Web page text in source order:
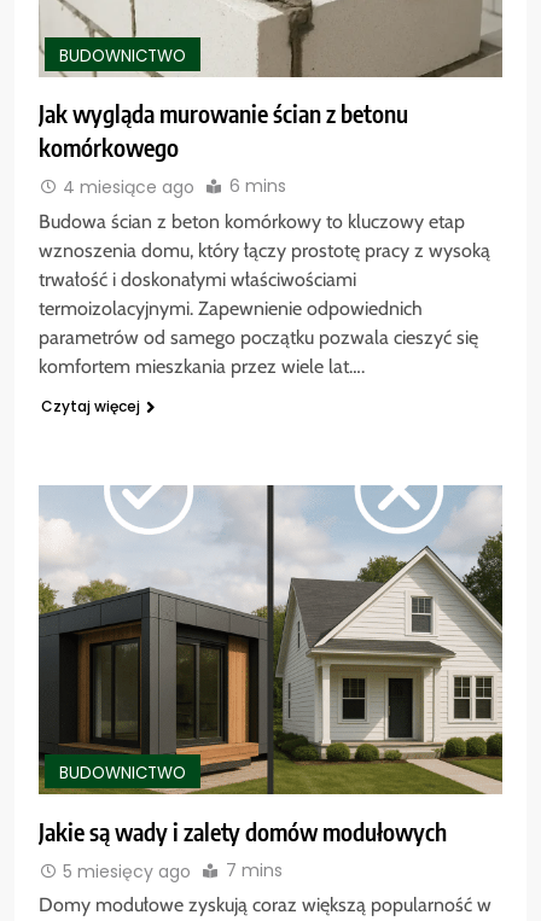
BUDOWNICTWO
Jak wygląda murowanie ścian z betonu
komórkowego
4 miesiące ago 6 mins
Budowa ścian z beton komórkowy to kluczowy etap
wznoszenia domu, który łączy prostotę pracy z wysoką
trwałość i doskonałymi właściwościami
termoizolacyjnymi. Zapewnienie odpowiednich
parametrów od samego początku pozwala cieszyć się
komfortem mieszkania przez wiele lat….
Czytaj więcej
BUDOWNICTWO
Jakie są wady i zalety domów modułowych
5 miesięcy ago 7 mins
Domy modułowe zyskują coraz większą popularność w